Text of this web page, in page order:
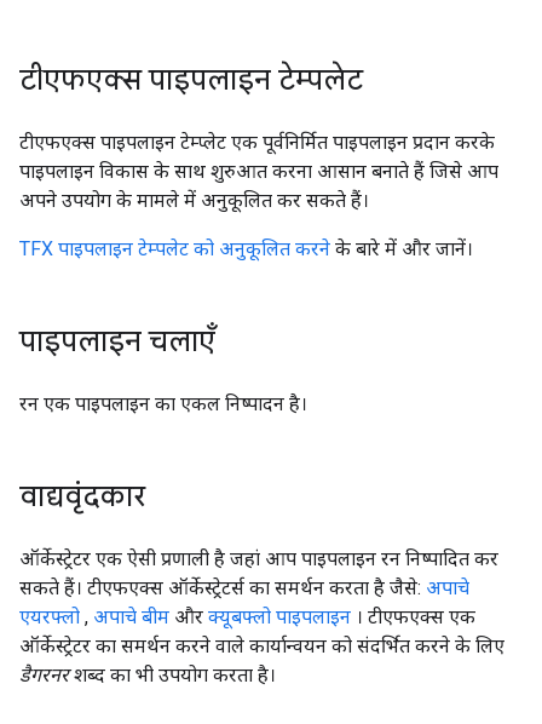
टीएफएक्स पाइपलाइन टेम्पलेट
टीएफएक्स पाइपलाइन टेम्प्लेट एक पूर्वनिर्मित पाइपलाइन प्रदान करके
पाइपलाइन विकास के साथ शुरुआत करना आसान बनाते हैं जिसे आप
अपने उपयोग के मामले में अनुकूलित कर सकते हैं।
TFX पाइपलाइन टेम्पलेट को अनुकूलित करने के बारे में और जानें।
पाइपलाइन चलाएँ
रन एक पाइपलाइन का एकल निष्पादन है।
वाद्यवृंदकार
ऑर्केस्ट्रेटर एक ऐसी प्रणाली है जहां आप पाइपलाइन रन निष्पादित कर
सकते हैं। टीएफएक्स ऑर्केस्ट्रेटर्स का समर्थन करता है जैसे: अपाचे
एयरफ्लो , अपाचे बीम और क्यूबफ्लो पाइपलाइन । टीएफएक्स एक
ऑर्केस्ट्रेटर का समर्थन करने वाले कार्यान्वयन को संदर्भित करने के लिए
डैगरनरशब्द का भी उपयोग करता है।